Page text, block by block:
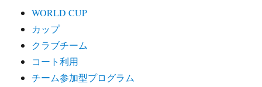
WORLD CUP
カップ
クラブチーム
コート利用
チーム参加型プログラム